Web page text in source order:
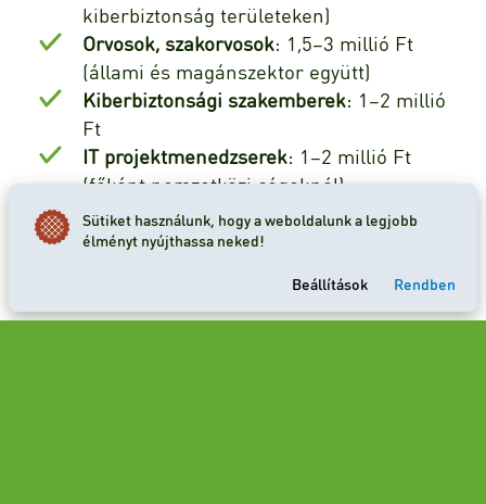
kiberbiztonság területeken)
Orvosok, szakorvosok: 1,5–3 millió Ft
(állami és magánszektor együtt)
Kiberbiztonsági szakemberek: 1–2 millió
Ft
IT projektmenedzserek: 1–2 millió Ft
(főként nemzetközi cégeknél)
Villamosmérnökök, gépészmérnökök: 850
ezer - 1,8 millió Ft
Legkeresettebb diplomás szakmák
Sütiket használunk, hogy a weboldalunk a legjobb
élményt nyújthassa neked!
Beállítások Rendben